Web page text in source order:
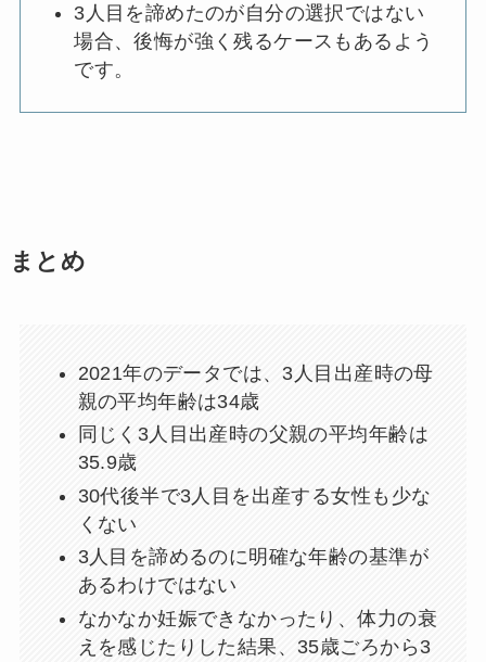
3人目を諦めたのが自分の選択ではない
場合、後悔が強く残るケースもあるよう
です。
まとめ
2021年のデータでは、3人目出産時の母
親の平均年齢は34歳
同じく3人目出産時の父親の平均年齢は
35.9歳
30代後半で3人目を出産する女性も少な
くない
3人目を諦めるのに明確な年齢の基準が
あるわけではない
なかなか妊娠できなかったり、体力の衰
えを感じたりした結果、35歳ごろから3